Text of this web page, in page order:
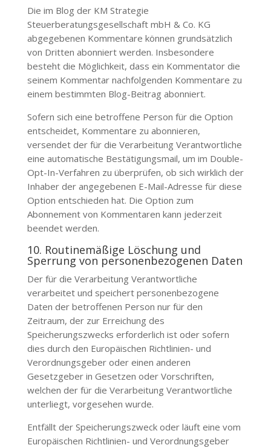
Die im Blog der KM Strategie
Steuerberatungsgesellschaft mbH & Co. KG
abgegebenen Kommentare können grundsätzlich
von Dritten abonniert werden. Insbesondere
besteht die Möglichkeit, dass ein Kommentator die
seinem Kommentar nachfolgenden Kommentare zu
einem bestimmten Blog-Beitrag abonniert.
Sofern sich eine betroffene Person für die Option
entscheidet, Kommentare zu abonnieren,
versendet der für die Verarbeitung Verantwortliche
eine automatische Bestätigungsmail, um im Double-
Opt-In-Verfahren zu überprüfen, ob sich wirklich der
Inhaber der angegebenen E-Mail-Adresse für diese
Option entschieden hat. Die Option zum
Abonnement von Kommentaren kann jederzeit
beendet werden.
10. Routinemäßige Löschung und
Sperrung von personenbezogenen Daten
Der für die Verarbeitung Verantwortliche
verarbeitet und speichert personenbezogene
Daten der betroffenen Person nur für den
Zeitraum, der zur Erreichung des
Speicherungszwecks erforderlich ist oder sofern
dies durch den Europäischen Richtlinien- und
Verordnungsgeber oder einen anderen
Gesetzgeber in Gesetzen oder Vorschriften,
welchen der für die Verarbeitung Verantwortliche
unterliegt, vorgesehen wurde.
Entfällt der Speicherungszweck oder läuft eine vom
Europäischen Richtlinien- und Verordnungsgeber